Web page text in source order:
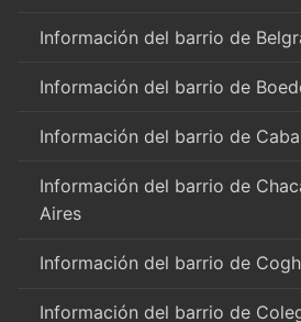
Información del barrio de
Información del barrio de
Información del barrio de
Información del barrio de
Aires
Información del barrio de
Información del barrio de